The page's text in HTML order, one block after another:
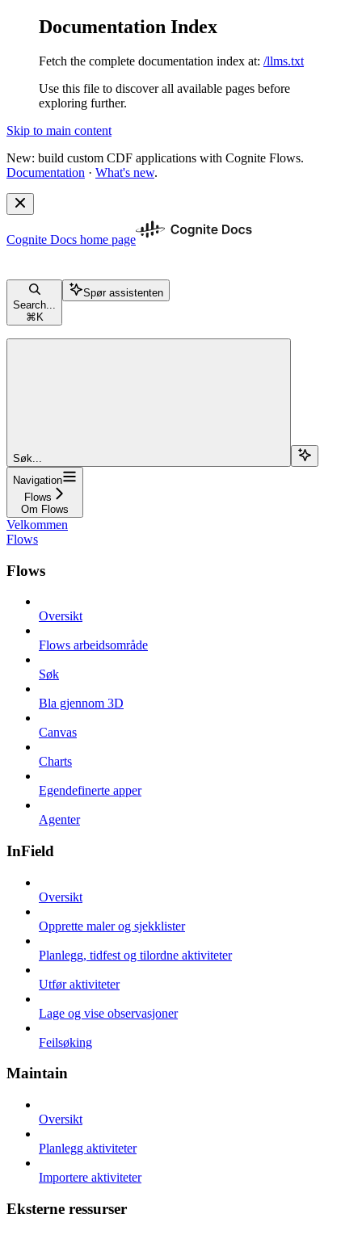
Documentation Index
Fetch the complete documentation index at: /llms.txt
Use this file to discover all available pages before
exploring further.
Skip to main content
New: build custom CDF applications with Cognite Flows.
Documentation · What's new.
Cognite Docs home page
Search...
⌘ K
Spør assistenten
Søk...
Navigation
Flows
Om Flows
Velkommen
Flows
Flows
Oversikt
Flows arbeidsområde
Søk
Bla gjennom 3D
Canvas
Charts
Egendefinerte apper
Agenter
InField
Oversikt
Opprette maler og sjekklister
Planlegg, tidfest og tilordne aktiviteter
Utfør aktiviteter
Lage og vise observasjoner
Feilsøking
Maintain
Oversikt
Planlegg aktiviteter
Importere aktiviteter
Eksterne ressurser